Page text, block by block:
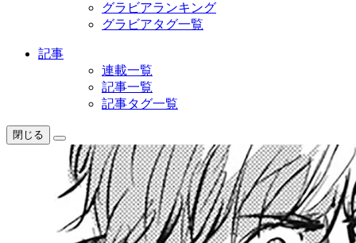
グラビアランキング
グラビアタグ一覧
記事
連載一覧
記事一覧
記事タグ一覧
閉じる